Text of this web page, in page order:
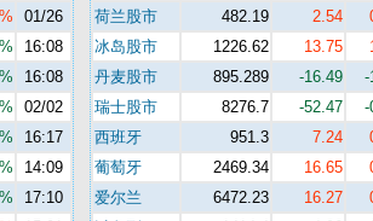
01/26
16:08
16:08
02/02
16:17
14:09
17:10
荷兰股市
482.19 2.54
冰岛股市
1226.62 13.75
丹麦股市
895.289 -16.49 -
瑞士股市
8276.7 -52.47 -
西班牙
951.3 7.24
葡萄牙
2469.34 16.65
爱尔兰
6472.23 16.27